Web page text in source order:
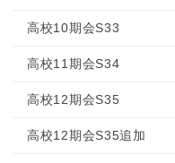
高校10期会S33
高校11期会S34
高校12期会S35
高校12期会S35追加